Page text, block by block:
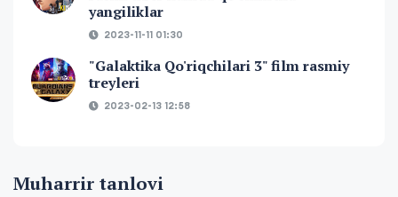
yangiliklar
2023-11-11 01:30
"Galaktika Qo'riqchilari 3" film rasmiy
treyleri
2023-02-13 12:58
Muharrir tanlovi